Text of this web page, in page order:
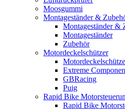
Moosgummi
Montageständer &
Montageständer &
Montageständer
Zubehör
Motordeckelschützer
Extreme
GBRacing
Puig
Rapid Bike
Rapid Bike